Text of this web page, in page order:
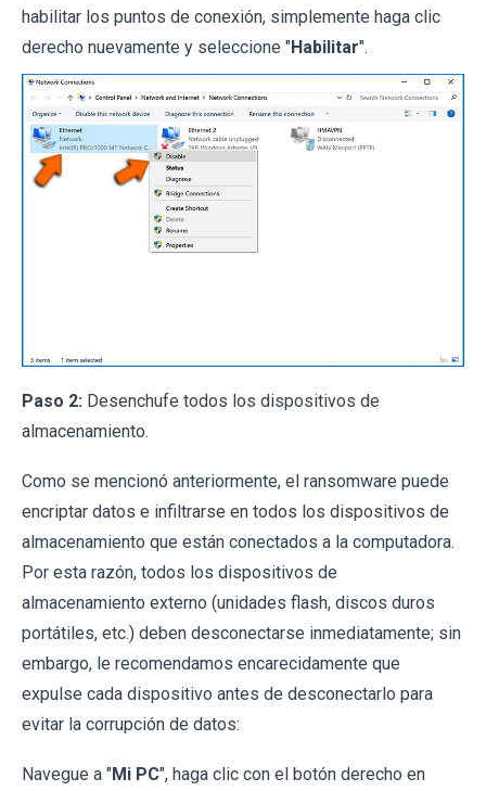
habilitar los puntos de conexión, simplemente haga clic
derecho nuevamente y seleccione "Habilitar".
Paso 2: Desenchufe todos los dispositivos de
almacenamiento.
Como se mencionó anteriormente, el ransomware puede
encriptar datos e infiltrarse en todos los dispositivos de
almacenamiento que están conectados a la computadora.
Por esta razón, todos los dispositivos de
almacenamiento externo (unidades flash, discos duros
portátiles, etc.) deben desconectarse inmediatamente; sin
embargo, le recomendamos encarecidamente que
expulse cada dispositivo antes de desconectarlo para
evitar la corrupción de datos:
Navegue a "Mi PC", haga clic con el botón derecho en